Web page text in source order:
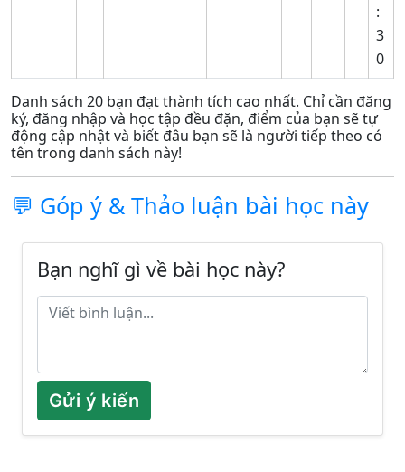
:
3
0
Danh sách 20 bạn đạt thành tích cao nhất. Chỉ cần đăng
ký, đăng nhập và học tập đều đặn, điểm của bạn sẽ tự
động cập nhật và biết đâu bạn sẽ là người tiếp theo có
tên trong danh sách này!
💬 Góp ý & Thảo luận bài học này
Bạn nghĩ gì về bài học này?
Gửi ý kiến